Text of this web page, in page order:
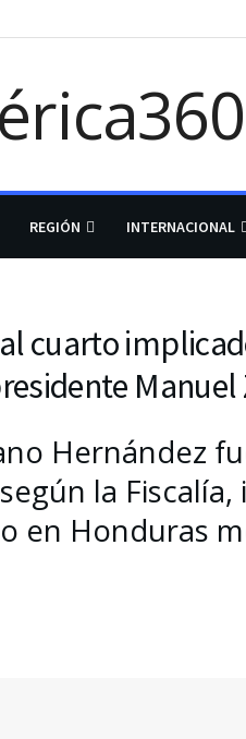
REGIÓN INTERNACIONAL
cuarto
Manuel
Hernández
la
en Honduras